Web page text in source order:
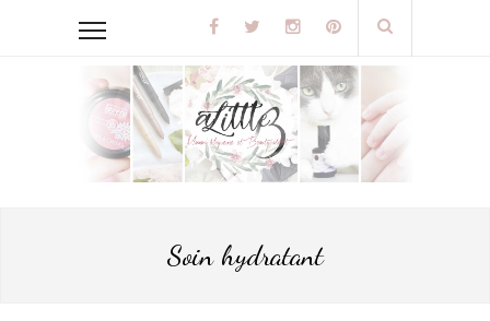
Soin hydratant